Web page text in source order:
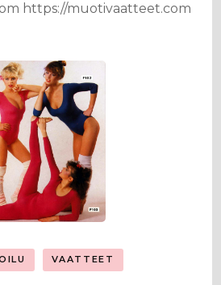
https://muotivaatteet.com
VAATTEET